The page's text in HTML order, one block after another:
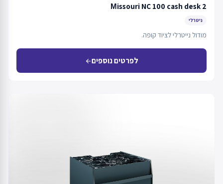
Мissouri NC 100 cash desk 2
ניטרלי
מודול נייטרלי לציוד קופה.
לפרטים נוספיםarrow_back